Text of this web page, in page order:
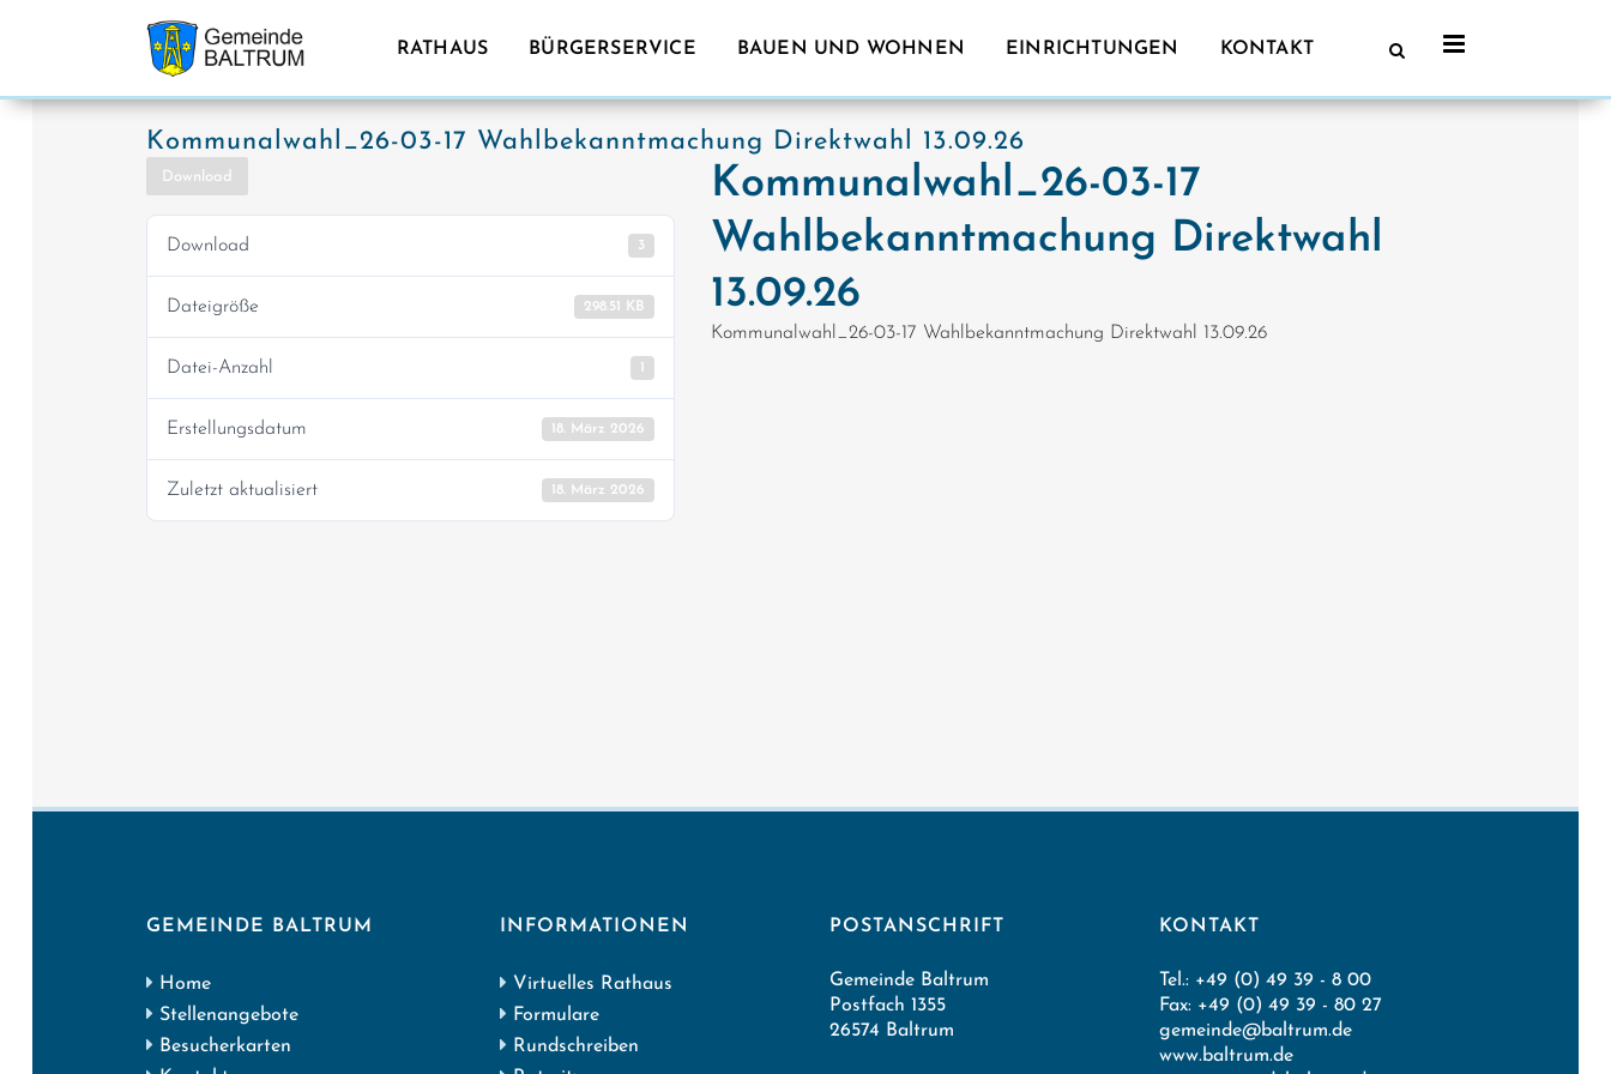
RATHAUS BÜRGERSERVICE BAUEN UND WOHNEN EINRICHTUNGEN KONTAKT
Kommunalwahl_26-03-17 Wahlbekanntmachung Direktwahl 13.09.26
Download
Download 3
Dateigröße 298.51 KB
Datei-Anzahl
Erstellungsdatum 18. März 2026
Zuletzt aktualisiert 18. März 2026
Kommunalwahl_26-03-17
Wahlbekanntmachung Direktwahl
13.09.26
Kommunalwahl_26-03-17 Wahlbekanntmachung Direktwahl 13.09.26
GEMEINDE BALTRUM
Home
Stellenangebote
Besucherkarten
INFORMATIONEN
Virtuelles Rathaus
Formulare
Rundschreiben
POSTANSCHRIFT
Gemeinde Baltrum
Postfach 1355
26574 Baltrum
KONTAKT
Tel.: +49 (0) 49 39 - 8 00
Fax: +49 (0) 49 39 - 80 27
gemeinde@baltrum.de
www.baltrum.de